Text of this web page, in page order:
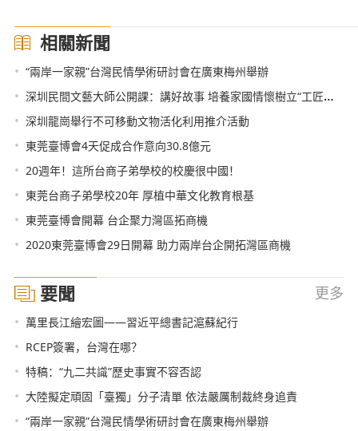
相關新聞
• “兩岸一家親”台灣民情學術研討會在廣東梅州舉辦
• 深圳民間文藝大師公開課：講好故事 培養家國情懷樹立“工匠精神”
• 深圳龍崗舉行不可移動文物活化利用推介活動
• 東莞臺博會4天促成合作意向30.8億元
• 20週年！這所台商子弟學校的校慶很中國！
• 東莞台商子弟學校20年 厚植中華文化教育根基
• 東莞臺博會開幕 台企聚力灣區拓商機
• 2020東莞臺博會29日開幕 助力兩岸台企開拓灣區商機
要聞 更多
• 萬里長江繪宏圖——習近平總書記滬蘇紀行
• RCEP簽署，台灣在哪？
• 特稿：“九二共識”歷史事實不容否認
• 大陸擬定頑固「臺獨」分子清單 依法嚴厲制裁終身追責
• “兩岸一家親”台灣民情學術研討會在廣東梅州舉辦